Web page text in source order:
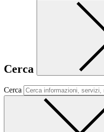
Cerca
Cerca